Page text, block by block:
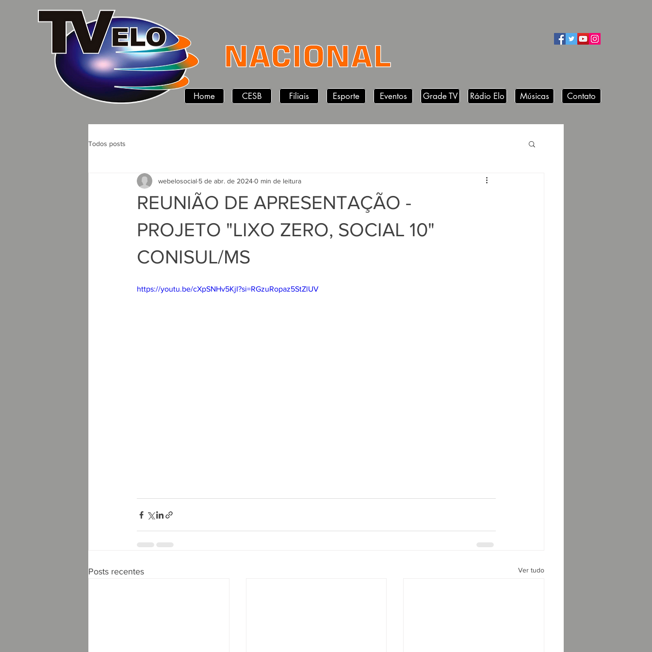
Home CESB Filiais Esporte Eventos Grade TV Rádio Elo Músicas Contato
Todos posts
REUNIÃO DE APRESENTAÇÃO -
PROJETO "LIXO ZERO, SOCIAL 10"
CONISUL/MS
webelosocial 5 de abr. de 20240 min de leitura
https://youtu.be/cXpSNHv5KjI?si=RGzuRopaz5StZlUV
Posts recentes Ver tudo